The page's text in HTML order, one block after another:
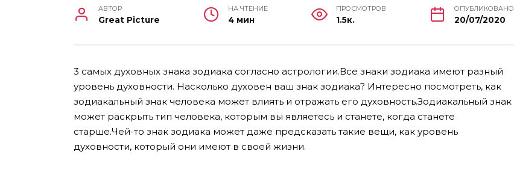
АВТОР
Great Picture
НА ЧТЕНИЕ
4 мин
ПРОСМОТРОВ
1.5к.
ОПУБЛИКОВАНО
20/07/2020
3 самых духовных знака зодиака согласно астрологии.Все знаки зодиака имеют разный
уровень духовности. Насколько духовен ваш знак зодиака? Интересно посмотреть, как
зодиакальный знак человека может влиять и отражать его духовность.Зодиакальный знак
может раскрыть тип человека, которым вы являетесь и станете, когда станете
старше.Чей-то знак зодиака может даже предсказать такие вещи, как уровень
духовности, который они имеют в своей жизни.